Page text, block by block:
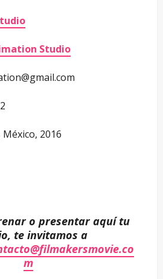
Studio
México, 2016
o presentar aquí tu
te invitamos a
m